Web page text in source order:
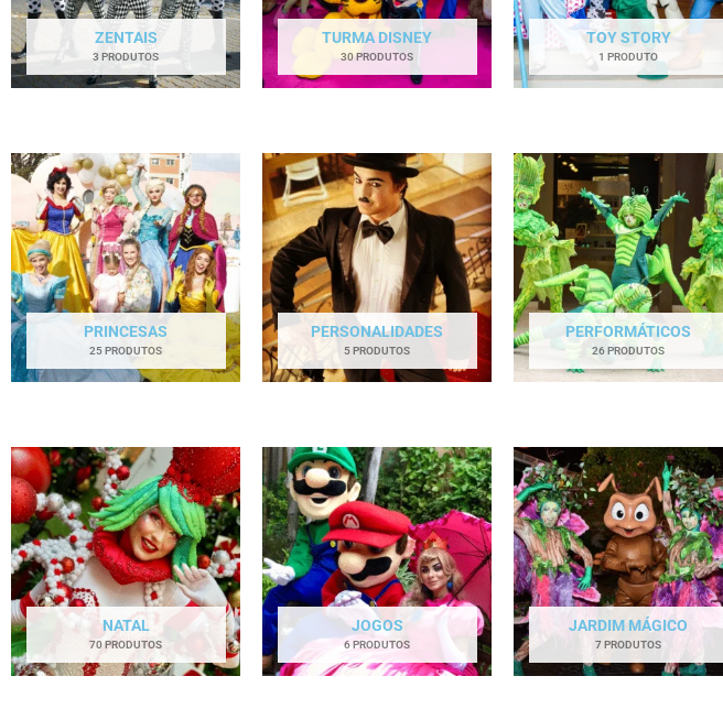
ZENTAIS
3 PRODUTOS
TURMA DISNEY
30 PRODUTOS
TOY STORY
1 PRODUTO
PRINCESAS
25 PRODUTOS
PERSONALIDADES
5 PRODUTOS
PERFORMÁTICOS
26 PRODUTOS
NATAL
70 PRODUTOS
JOGOS
6 PRODUTOS
JARDIM MÁGICO
7 PRODUTOS